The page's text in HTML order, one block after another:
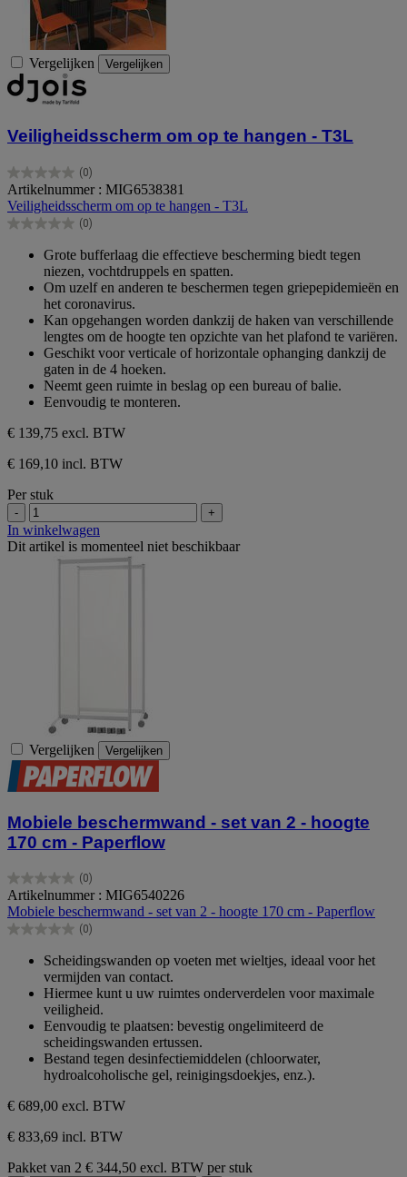
Vergelijken Vergelijken
Veiligheidsscherm om op te hangen - T3L
(0)
0.0
van
de
5
Artikelnummer : MIG6538381
Veiligheidsscherm om op te hangen - T3L
(0)
0.0
sterren.
Grote bufferlaag die effectieve bescherming biedt tegen
niezen, vochtdruppels en spatten.
Om uzelf en anderen te beschermen tegen griepepidemieën en
het coronavirus.
Kan opgehangen worden dankzij de haken van verschillende
lengtes om de hoogte ten opzichte van het plafond te variëren.
Geschikt voor verticale of horizontale ophanging dankzij de
gaten in de 4 hoeken.
Neemt geen ruimte in beslag op een bureau of balie.
Eenvoudig te monteren.
€ 139,75 excl. BTW
€ 169,10 incl. BTW
Per stuk
- +
In winkelwagen
Dit artikel is momenteel niet beschikbaar
Vergelijken Vergelijken
Mobiele beschermwand - set van 2 - hoogte
170 cm - Paperflow
(0)
0.0
van
de
5
Artikelnummer : MIG6540226
Mobiele beschermwand - set van 2 - hoogte 170 cm - Paperflow
(0)
0.0
sterren.
Scheidingswanden op voeten met wieltjes, ideaal voor het
vermijden van contact.
Hiermee kunt u uw ruimtes onderverdelen voor maximale
veiligheid.
Eenvoudig te plaatsen: bevestig ongelimiteerd de
scheidingswanden ertussen.
Bestand tegen desinfectiemiddelen (chloorwater,
hydroalcoholische gel, reinigingsdoekjes, enz.).
€ 689,00 excl. BTW
€ 833,69 incl. BTW
Pakket van 2 € 344,50 excl. BTW per stuk